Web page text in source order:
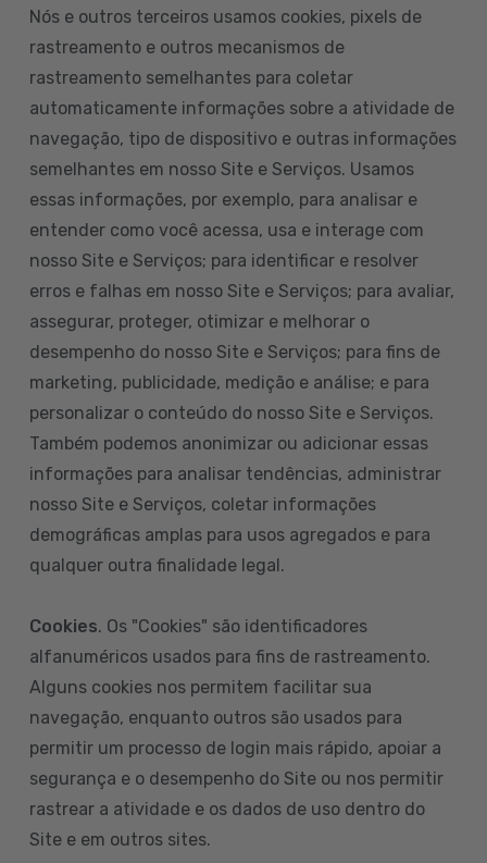
Nós e outros terceiros usamos cookies, pixels de
rastreamento e outros mecanismos de
rastreamento semelhantes para coletar
automaticamente informações sobre a atividade de
navegação, tipo de dispositivo e outras informações
semelhantes em nosso Site e Serviços. Usamos
essas informações, por exemplo, para analisar e
entender como você acessa, usa e interage com
nosso Site e Serviços; para identificar e resolver
erros e falhas em nosso Site e Serviços; para avaliar,
assegurar, proteger, otimizar e melhorar o
desempenho do nosso Site e Serviços; para fins de
marketing, publicidade, medição e análise; e para
personalizar o conteúdo do nosso Site e Serviços.
Também podemos anonimizar ou adicionar essas
informações para analisar tendências, administrar
nosso Site e Serviços, coletar informações
demográficas amplas para usos agregados e para
qualquer outra finalidade legal.
Cookies. Os "Cookies" são identificadores
alfanuméricos usados para fins de rastreamento.
Alguns cookies nos permitem facilitar sua
navegação, enquanto outros são usados para
permitir um processo de login mais rápido, apoiar a
segurança e o desempenho do Site ou nos permitir
rastrear a atividade e os dados de uso dentro do
Site e em outros sites.